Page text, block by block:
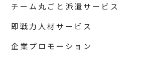
チーム丸ごと派遣サービス
即戦力人材サービス
企業プロモーション